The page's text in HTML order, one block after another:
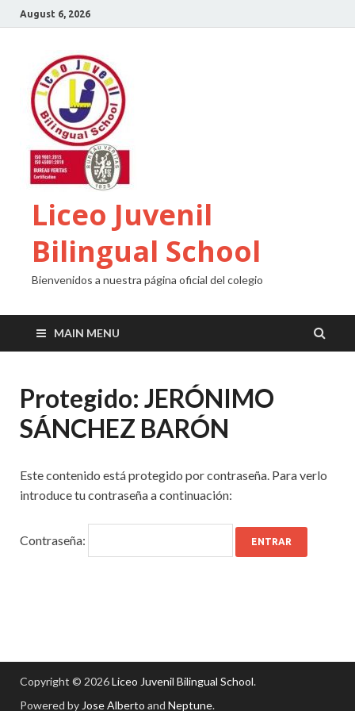
August 6, 2026
Liceo Juvenil
Bilingual School
Bienvenidos a nuestra página oficial del colegio
MAIN MENU
Protegido: JERÓNIMO
SÁNCHEZ BARÓN
Este contenido está protegido por contraseña. Para verlo
introduce tu contraseña a continuación:
Contraseña:
Copyright © 2026Liceo Juvenil Bilingual School.
Powered by Jose Alberto and Neptune.